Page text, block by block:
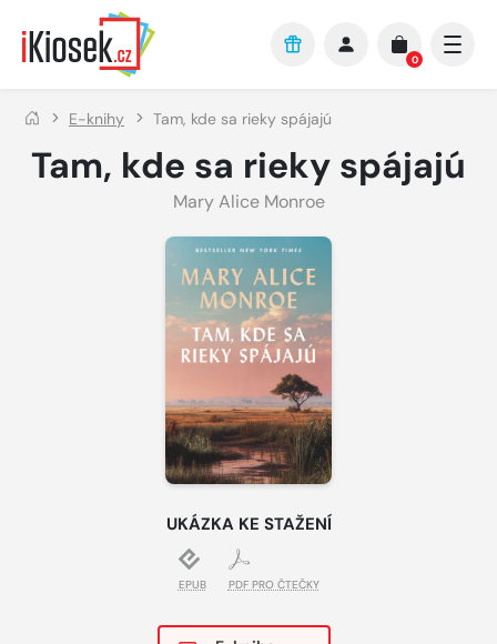
Přejít na hlavní obsah
0
E-knihy Tam, kde sa rieky spájajú
Tam, kde sa rieky spájajú
Mary Alice Monroe
UKÁZKA KE STAŽENÍ
EPUB PDF PRO ČTEČKY